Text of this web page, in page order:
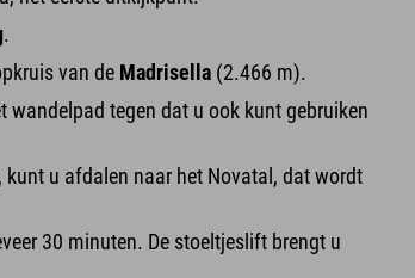
.
van de Madrisella (2.466 m).
tegen dat u ook kunt gebruiken
u afdalen naar het Novatal, dat wordt
30 minuten. De stoeltjeslift brengt u